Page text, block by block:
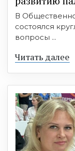
В
состоялся
вопросы ...
Читать далее